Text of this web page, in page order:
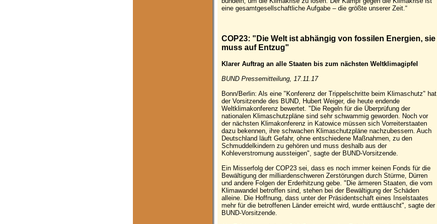
eine gesamtgesellschaftliche Aufgabe – die größte unserer Zeit.“
COP23: "Die Welt ist abhängig von fossilen Energien, sie
muss auf Entzug"
Klarer Auftrag an alle Staaten bis zum nächsten Weltklimagipfel
BUND Pressemitteilung, 17.11.17
Bonn/Berlin: Als eine "Konferenz der Trippelschritte beim Klimaschutz" hat
der Vorsitzende des BUND, Hubert Weiger, die heute endende
Weltklimakonferenz bewertet. "Die Regeln für die Überprüfung der
nationalen Klimaschutzpläne sind sehr schwammig geworden. Noch vor
der nächsten Klima­kon­ferenz in Katowice müssen sich Vorreiterstaaten
dazu bekennen, ihre schwachen Klimaschutzpläne nachzubessern. Auch
Deutschland läuft Gefahr, ohne entschiedene Maßnahmen, zu den
Schmud­del­kindern zu gehören und muss deshalb aus der
Kohleverstromung aussteigen", sagte der BUND-Vorsitzende.
Ein Misserfolg der COP23 sei, dass es noch immer keinen Fonds für die
Bewältigung der milliarden­schweren Zerstörungen durch Stürme, Dürren
und andere Folgen der Erderhitzung gebe. "Die ärmeren Staaten, die vom
Klimawandel betroffen sind, stehen bei der Bewältigung der Schäden
alleine. Die Hoffnung, dass unter der Präsidentschaft eines Inselstaates
mehr für die betroffenen Länder erreicht wird, wurde enttäuscht", sagte der
BUND-Vorsitzende.